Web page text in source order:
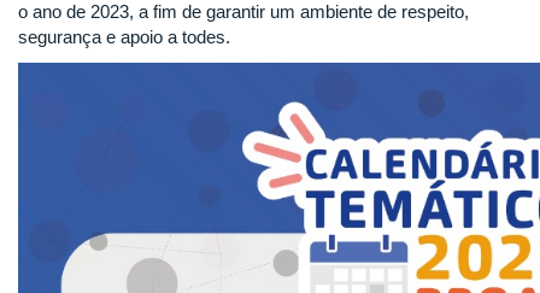
o ano de 2023, a fim de garantir um ambiente de respeito,
segurança e apoio a todes.